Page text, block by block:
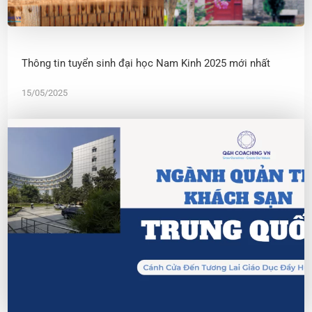
Thông tin tuyển sinh đại học Nam Kinh 2025 mới nhất
15/05/2025